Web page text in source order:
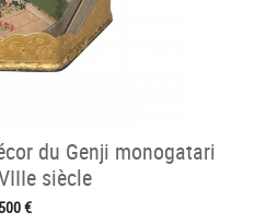
du Genji monogatari
siècle
€